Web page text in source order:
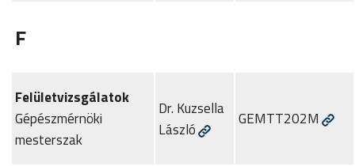
F
Felületvizsgálatok
Gépészmérnöki
mesterszak
Dr. Kuzsella
László
GEMTT202M